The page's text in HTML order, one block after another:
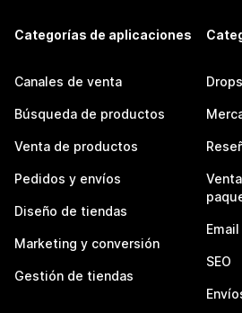
Categorías de aplicaciones
Canales de venta
Búsqueda de productos
Venta de productos
Pedidos y envíos
Diseño de tiendas
Marketing y conversión
Gestión de tiendas
SEO